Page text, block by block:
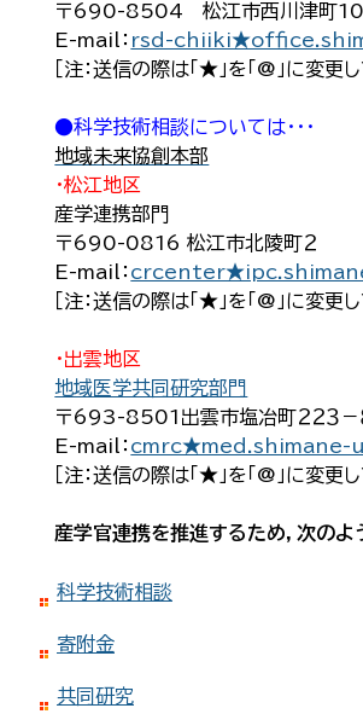
〒690-8504 松江市西川津町
E-mail： rsd-
［注：送信の際は「★」を「@」に変更し
●科学技術相談については・・・
地域未来協創本部
・松江地区
産学連携部門
〒690-0816 松江市北陵町２
E-mail：
［注：送信の際は「★」を「@」に変更し
・出雲地区
地域医学共同研究部門
〒693-8501出雲市塩冶町２２３－
E-mail： cmrc★med.shimane-
［注：送信の際は「★」を「@」に変更し
産学官連携を推進するため，次のよ
科学技術相談
寄附金
共同研究